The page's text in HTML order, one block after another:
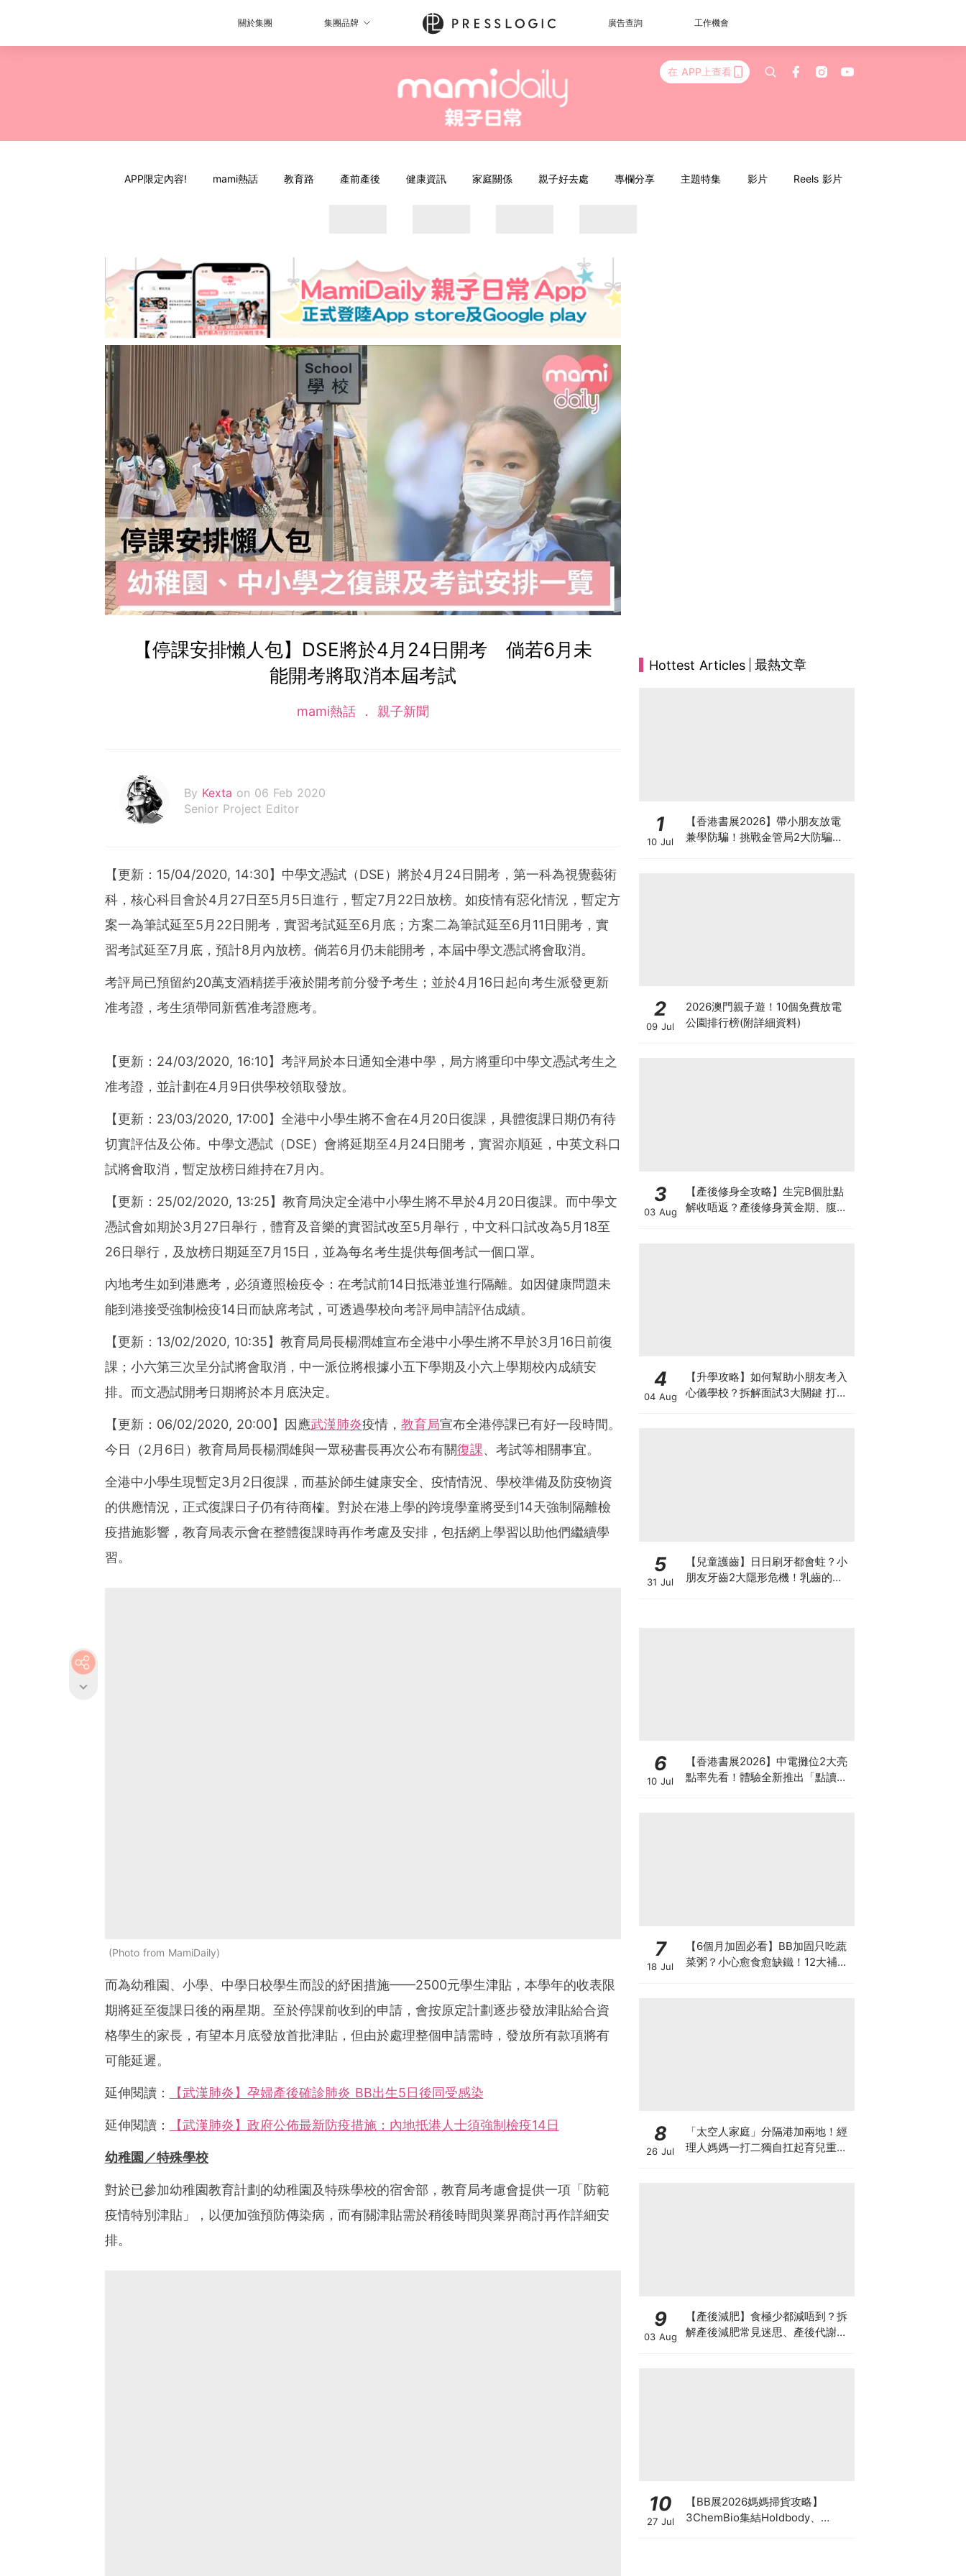
關於集團 集團品牌 廣告查詢 工作機會
在 APP上查看
APP限定內容! mami熱話 教育路 產前產後 健康資訊 家庭關係 親子好去處 專欄分享 主題特集 影片 Reels 影片
【停課安排懶人包】DSE將於4月24日開考 倘若6月未
能開考將取消本屆考試
mami熱話 親子新聞
By Kexta on 06 Feb 2020
Senior Project Editor
【更新：15/04/2020, 14:30】中學文憑試（DSE）將於4月24日開考，第一科為視覺藝術
科，核心科目會於4月27日至5月5日進行，暫定7月22日放榜。如疫情有惡化情況，暫定方
案一為筆試延至5月22日開考，實習考試延至6月底；方案二為筆試延至6月11日開考，實
習考試延至7月底，預計8月內放榜。倘若6月仍未能開考，本屆中學文憑試將會取消。
考評局已預留約20萬支酒精搓手液於開考前分發予考生；並於4月16日起向考生派發更新
准考證，考生須帶同新舊准考證應考。
【更新：24/03/2020, 16:10】考評局於本日通知全港中學，局方將重印中學文憑試考生之
准考證，並計劃在4月9日供學校領取發放。
【更新：23/03/2020, 17:00】全港中小學生將不會在4月20日復課，具體復課日期仍有待
切實評估及公佈。中學文憑試（DSE）會將延期至4月24日開考，實習亦順延，中英文科口
試將會取消，暫定放榜日維持在7月內。
【更新：25/02/2020, 13:25】教育局決定全港中小學生將不早於4月20日復課。而中學文
憑試會如期於3月27日舉行，體育及音樂的實習試改至5月舉行，中文科口試改為5月18至
26日舉行，及放榜日期延至7月15日，並為每名考生提供每個考試一個口罩。
內地考生如到港應考，必須遵照檢疫令：在考試前14日抵港並進行隔離。如因健康問題未
能到港接受強制檢疫14日而缺席考試，可透過學校向考評局申請評估成績。
【更新：13/02/2020, 10:35】教育局局長楊潤雄宣布全港中小學生將不早於3月16日前復
課；小六第三次呈分試將會取消，中一派位將根據小五下學期及小六上學期校內成績安
排。而文憑試開考日期將於本月底決定。
【更新：06/02/2020, 20:00】因應武漢肺炎疫情， 教育局宣布全港停課已有好一段時間。
今日（2月6日）教育局局長楊潤雄與一眾秘書長再次公布有關復課、考試等相關事宜。
全港中小學生現暫定3月2日復課，而基於師生健康安全、疫情情況、學校準備及防疫物資
的供應情況，正式復課日子仍有待商榷。對於在港上學的跨境學童將受到14天強制隔離檢
疫措施影響，教育局表示會在整體復課時再作考慮及安排，包括網上學習以助他們繼續學
習。
Photo from MamiDaily
而為幼稚園、小學、中學日校學生而設的紓困措施——2500元學生津貼，本學年的收表限
期將延至復課日後的兩星期。至於停課前收到的申請，會按原定計劃逐步發放津貼給合資
格學生的家長，有望本月底發放首批津貼，但由於處理整個申請需時，發放所有款項將有
可能延遲。
延伸閱讀： 【武漢肺炎】孕婦產後確診肺炎 BB出生5日後同受感染
延伸閱讀： 【武漢肺炎】政府公佈最新防疫措施：內地抵港人士須強制檢疫14日
幼稚園／特殊學校
對於已參加幼稚園教育計劃的幼稚園及特殊學校的宿舍部，教育局考慮會提供一項「防範
疫情特別津貼」，以便加強預防傳染病，而有關津貼需於稍後時間與業界商討再作詳細安
排。
Hottest Articles 最熱文章
1
10 Jul
【香港書展2026】帶小朋友放電
兼學防騙！挑戰金管局2大防騙遊
2
09 Jul
2026澳門親子遊！10個免費放電
公園排行榜(附詳細資料)
3
03 Aug
【產後修身全攻略】生完B個肚點
解收唔返？產後修身黃金期、腹直
4
04 Aug
【升學攻略】如何幫助小朋友考入
心儀學校？拆解面試3大關鍵 打好
5
31 Jul
【兒童護齒】日日刷牙都會蛀？小
朋友牙齒2大隱形危機！乳齒的琺
6
10 Jul
【香港書展2026】中電攤位2大亮
點率先看！體驗全新推出「點讀故
7
18 Jul
【6個月加固必看】BB加固只吃蔬
菜粥？小心愈食愈缺鐵！12大補鐵
8
26 Jul
「太空人家庭」分隔港加兩地！經
理人媽媽一打二獨自扛起育兒重
9
03 Aug
【產後減肥】食極少都減唔到？拆
解產後減肥常見迷思、產後代謝、
10
27 Jul
【BB展2026媽媽掃貨攻略】
3ChemBio集結Holdbody、